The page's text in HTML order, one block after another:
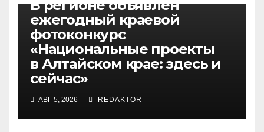
В регионе объявлен
ежегодный краевой
фотоконкурс
«Национальные проекты
в Алтайском крае: здесь и
сейчас»
АВГ 5, 2026 REDAKTOR